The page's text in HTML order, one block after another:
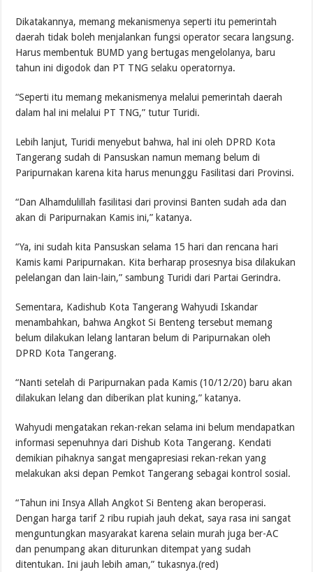
Dikatakannya, memang mekanismenya seperti itu pemerintah
daerah tidak boleh menjalankan fungsi operator secara langsung.
Harus membentuk BUMD yang bertugas mengelolanya, baru
tahun ini digodok dan PT TNG selaku operatornya.
“Seperti itu memang mekanismenya melalui pemerintah daerah
dalam hal ini melalui PT TNG,” tutur Turidi.
Lebih lanjut, Turidi menyebut bahwa, hal ini oleh DPRD Kota
Tangerang sudah di Pansuskan namun memang belum di
Paripurnakan karena kita harus menunggu Fasilitasi dari Provinsi.
“Dan Alhamdulillah fasilitasi dari provinsi Banten sudah ada dan
akan di Paripurnakan Kamis ini,” katanya.
“Ya, ini sudah kita Pansuskan selama 15 hari dan rencana hari
Kamis kami Paripurnakan. Kita berharap prosesnya bisa dilakukan
pelelangan dan lain-lain,” sambung Turidi dari Partai Gerindra.
Sementara, Kadishub Kota Tangerang Wahyudi Iskandar
menambahkan, bahwa Angkot Si Benteng tersebut memang
belum dilakukan lelang lantaran belum di Paripurnakan oleh
DPRD Kota Tangerang.
“Nanti setelah di Paripurnakan pada Kamis (10/12/20) baru akan
dilakukan lelang dan diberikan plat kuning,” katanya.
Wahyudi mengatakan rekan-rekan selama ini belum mendapatkan
informasi sepenuhnya dari Dishub Kota Tangerang. Kendati
demikian pihaknya sangat mengapresiasi rekan-rekan yang
melakukan aksi depan Pemkot Tangerang sebagai kontrol sosial.
“Tahun ini Insya Allah Angkot Si Benteng akan beroperasi.
Dengan harga tarif 2 ribu rupiah jauh dekat, saya rasa ini sangat
menguntungkan masyarakat karena selain murah juga ber-AC
dan penumpang akan diturunkan ditempat yang sudah
ditentukan. Ini jauh lebih aman,” tukasnya.(red)